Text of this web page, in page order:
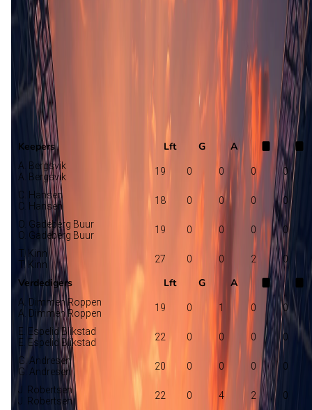
Opstelling nog niet bekend
Raufoss
O. Petter Berget
Hoedd
Selectie
Keepers Lft G A
A. Bergsvik
A. Bergsvik
19 0 0 0 0
C. Hansen
C. Hansen
18 0 0 0 0
O. Gadeberg Buur
O. Gadeberg Buur
19 0 0 0 0
T. Kinn
T. Kinn
27 0 0 2 0
Verdedigers Lft G A
A. Dimmen Roppen
A. Dimmen Roppen
19 0 1 0 0
E. Espelid Blikstad
E. Espelid Blikstad
22 0 0 0 0
G. Andresen
G. Andresen
20 0 0 0 0
J. Robertsen
J. Robertsen
22 0 4 2 0